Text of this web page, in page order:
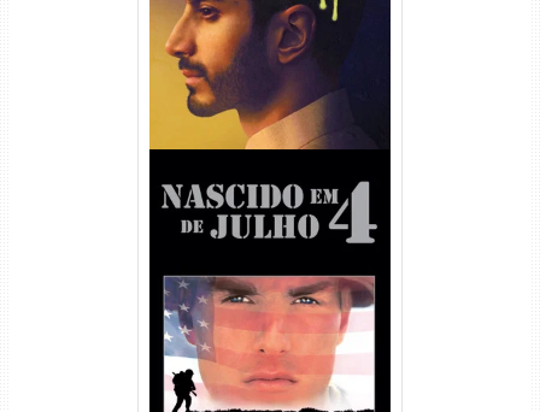
Nascido em 4 de Julho
Torrent (1989) WEB-DL 1080p
Dual Áudio